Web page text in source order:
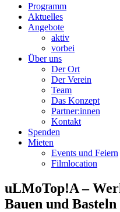
Programm
Aktuelles
Angebote
aktiv
vorbei
Über uns
Der Ort
Der Verein
Team
Das Konzept
Partner:innen
Kontakt
Spenden
Mieten
Events und Feiern
Filmlocation
uLMoTop!A –
Bauen und Basteln